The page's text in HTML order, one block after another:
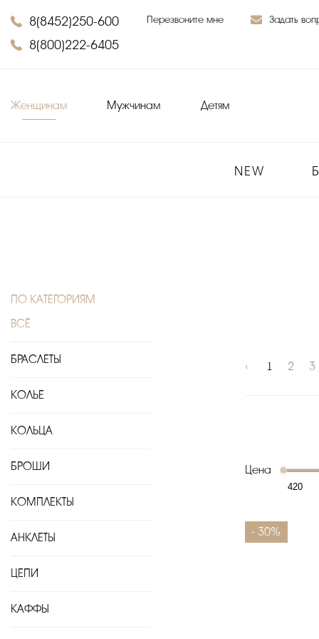
8(8452)250-600
8(800)222-6405
Перезвоните мне Задать
Женщинам Мужчинам Детям
NEW
ПО КАТЕГОРИЯМ
ВСЁ
БРАСЛЕТЫ
КОЛЬЕ
КОЛЬЦА
БРОШИ
КОМПЛЕКТЫ
АНКЛЕТЫ
ЦЕПИ
КАФФЫ
‹ 1 2 3
Цена
- 30%